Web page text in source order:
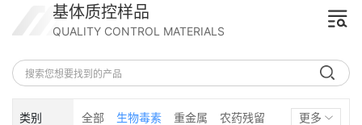
基体质控样品
QUALITY CONTROL MATERIALS
类别 全部 生物毒素 重金属 农药残留 更多